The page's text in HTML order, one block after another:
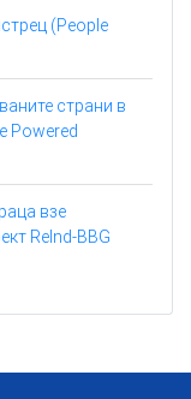
(People
страни в
Powered
взе
ReInd-BBG